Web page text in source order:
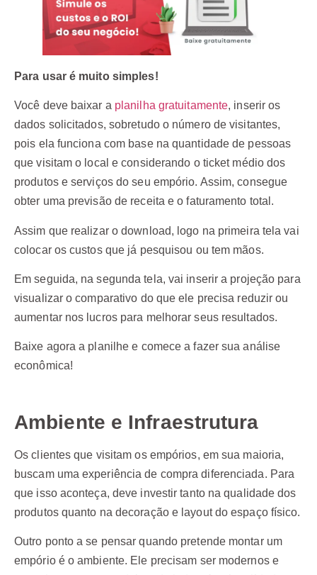
Para usar é muito simples!
Você deve baixar a planilha gratuitamente, inserir os
dados solicitados, sobretudo o número de visitantes,
pois ela funciona com base na quantidade de pessoas
que visitam o local e considerando o ticket médio dos
produtos e serviços do seu empório. Assim, consegue
obter uma previsão de receita e o faturamento total.
Assim que realizar o download, logo na primeira tela vai
colocar os custos que já pesquisou ou tem mãos.
Em seguida, na segunda tela, vai inserir a projeção para
visualizar o comparativo do que ele precisa reduzir ou
aumentar nos lucros para melhorar seus resultados.
Baixe agora a planilhe e comece a fazer sua análise
econômica!
Ambiente e Infraestrutura
Os clientes que visitam os empórios, em sua maioria,
buscam uma experiência de compra diferenciada. Para
que isso aconteça, deve investir tanto na qualidade dos
produtos quanto na decoração e layout do espaço físico.
Outro ponto a se pensar quando pretende montar um
empório é o ambiente. Ele precisam ser modernos e